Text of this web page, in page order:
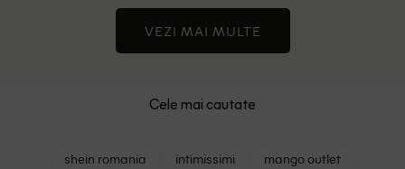
VEZI MAI MULTE
Cele mai cautate
shein romania intimissimi
mango outlet